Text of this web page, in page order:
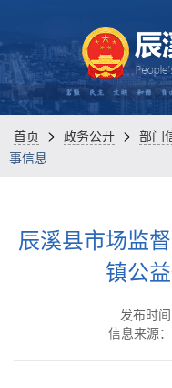
首页 > 政务公开 > 部门
事信息
辰溪县市场监
镇公
发布时
信息来源